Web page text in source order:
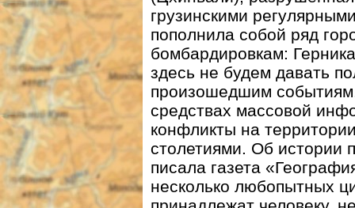
грузинскими
пополнила собой ряд
бомбардировкам:
здесь не будем давать
произошедшим
средствах массовой
конфликты на
столетиями. Об истории
писала газета
несколько любопытных